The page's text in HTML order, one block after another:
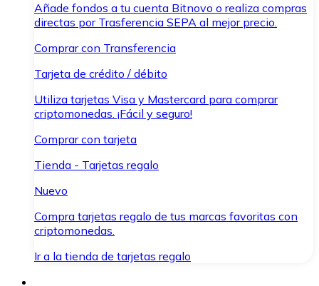
Añade fondos a tu cuenta Bitnovo o realiza compras
directas por Trasferencia SEPA al mejor precio.
Comprar con Transferencia
Tarjeta de crédito / débito
Utiliza tarjetas Visa y Mastercard para comprar
criptomonedas. ¡Fácil y seguro!
Comprar con tarjeta
Tienda - Tarjetas regalo
Nuevo
Compra tarjetas regalo de tus marcas favoritas con
criptomonedas.
Ir a la tienda de tarjetas regalo